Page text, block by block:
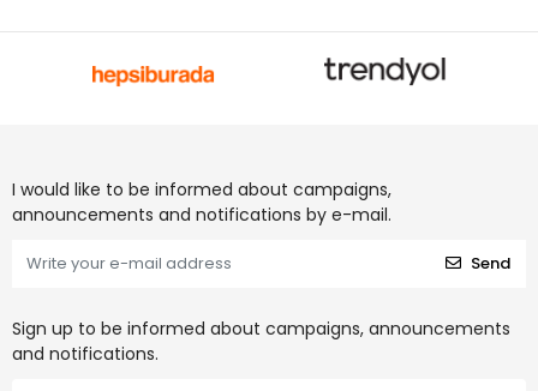
I would like to be informed about campaigns,
announcements and notifications by e-mail.
Send
Sign up to be informed about campaigns, announcements
and notifications.